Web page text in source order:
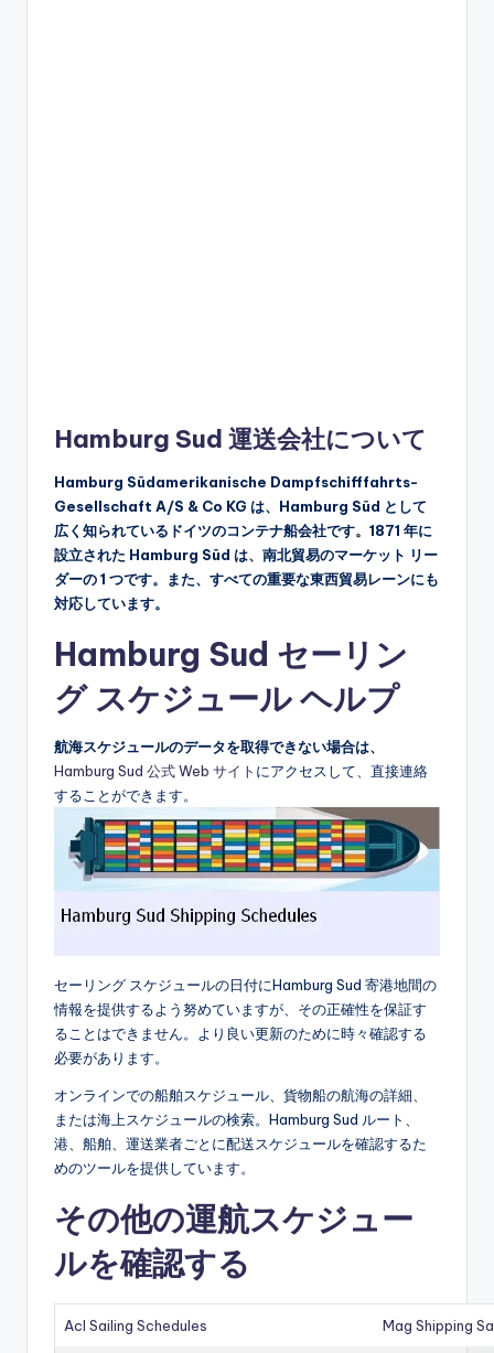
Hamburg Sud 運送会社について
Hamburg Südamerikanische Dampfschifffahrts-
Gesellschaft A/S & Co KG は、Hamburg Süd として
広く知られているドイツのコンテナ船会社です。1871 年に
設立された Hamburg Süd は、南北貿易のマーケット リー
ダーの 1 つです。また、すべての重要な東西貿易レーンにも
対応しています。
Hamburg Sud セーリン
グ スケジュール ヘルプ
航海スケジュールのデータを取得できない場合は、
Hamburg Sud 公式 Web サイト にアクセスして、直接連絡
することができます。
セーリング スケジュールの日付にHamburg Sud 寄港地間の
情報を提供するよう努めていますが、その正確性を保証す
ることはできません。より良い更新のために時々確認する
必要があります。
オンラインでの船舶スケジュール、貨物船の航海の詳細、
または海上スケジュールの検索。Hamburg Sud ルート、
港、船舶、運送業者ごとに配送スケジュールを確認するた
めのツールを提供しています。
その他の運航スケジュー
ルを確認する
Acl Sailing Schedules Mag Shipping